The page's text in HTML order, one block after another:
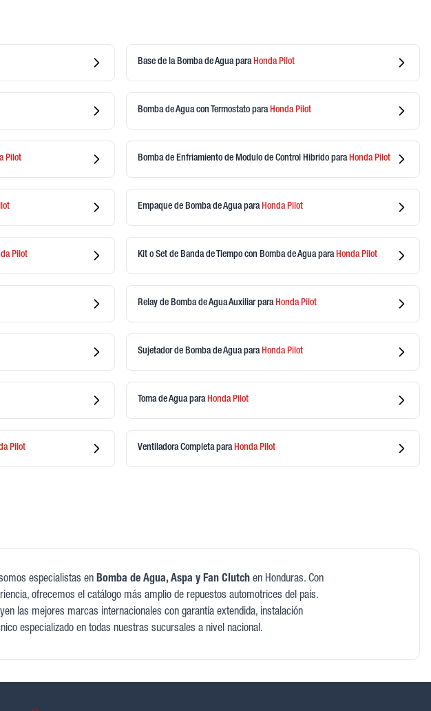
Base de la Bomba de Agua paraHondaPilot
Bomba de Agua con Termostato paraHondaPilot
Pilot Bomba de Enfriamiento de Modulo de Control Hibrido paraHondaPilot
Empaque de Bomba de Agua paraHondaPilot
Pilot Kit o Set de Banda de Tiempo con Bomba de Agua paraHondaPilot
Relay de Bomba de Agua Auxiliar paraHondaPilot
Sujetador de Bomba de Agua paraHondaPilot
Toma de Agua paraHondaPilot
Pilot Ventiladora Completa paraHondaPilot
especialistas en Bomba de Agua, Aspa y Fan Clutchen Honduras. Con
ofrecemos el catálogo más amplio de repuestos automotrices del país.
las mejores marcas internacionales con garantía extendida, instalación
especializado en todas nuestras sucursales a nivel nacional.